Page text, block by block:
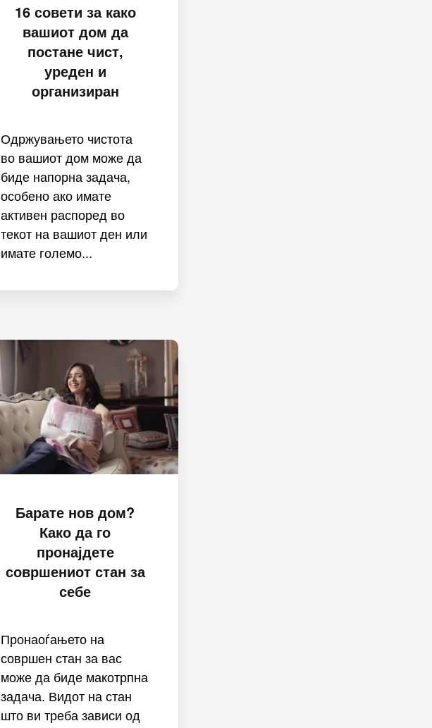
16 совети за како
вашиот дом да
постане чист,
уреден и
организиран
Одржувањето чистота
во вашиот дом може да
биде напорна задача,
особено ако имате
активен распоред во
текот на вашиот ден или
имате големо...
Барате нов дом?
Како да го
пронајдете
совршениот стан за
себе
Пронаоѓањето на
совршен стан за вас
може да биде макотрпна
задача. Видот на стан
што ви треба зависи од